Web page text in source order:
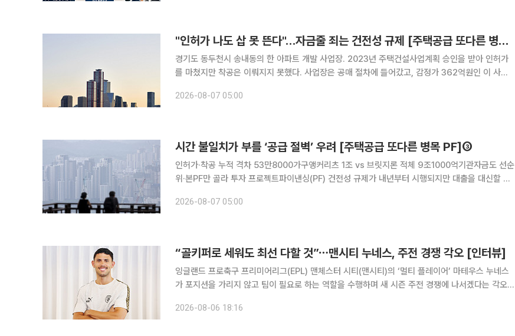
"인허가 나도 삽 못 뜬다"…자금줄 죄는 건전성 규제 [주택공급 또다른 병목 PF]①
경기도 동두천시 송내동의 한 아파트 개발 사업장. 2023년 주택건설사업계획 승인을 받아 인허가
를 마쳤지만 착공은 이뤄지지 못했다. 사업장은 공매 절차에 들어갔고, 감정가 362억원인 이 사업
2026-08-07 05:00
시간 불일치가 부를 ‘공급 절벽’ 우려 [주택공급 또다른 병목 PF]③
인허가·착공 누적 격차 53만8000가구앵커리츠 1조 vs 브릿지론 적체 9조1000억기관자금도 선순
위·본PF만 골라 투자 프로젝트파이낸싱(PF) 건전성 규제가 내년부터 시행되지만 대출을 대신할 자
지분성 자금 유입이 늦어지면 신규 착공이 끊기는 ‘공급 절벽’이
2026-08-07 05:00
“골키퍼로 세워도 최선 다할 것”⋯맨시티 누네스, 주전 경쟁 각오 [인터뷰]
잉글랜드 프로축구 프리미어리그(EPL) 맨체스터 시티(맨시티)의 ‘멀티 플레이어’ 마테우스 누네스
가 포지션을 가리지 않고 팀이 필요로 하는 역할을 수행하며 새 시즌 주전 경쟁에 나서겠다는 각오
에서는 강한 정신력이 필수다. 3일마다 경기를 치르는 상황에서 매
2026-08-06 18:16